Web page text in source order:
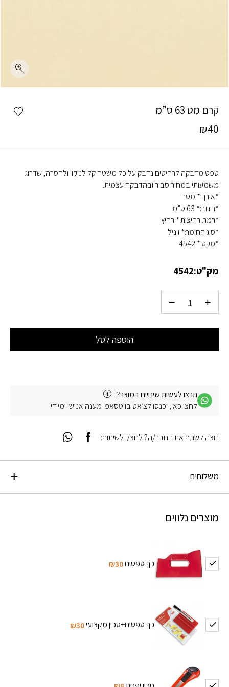
קרם מט 63 ס”מ
₪40
טפט מדבקה לרהיטים נדבק על כל משטח קל לניקוי ולהסרה, שדרוג
משמעותי במחיר סביר ובהדבקה עצמית.
*אורך:* מטר
*רוחב:* 63 ס”מ
*רמת רחיצות:* רחיץ
*סוג החומר:* ויניל
*מקט:* 4542
מק"ט:4542
הוספה לסל
תרצו לעשות שינויים במוצר?
לחצו כאן, וכנסו לצ׳אט בווטסאפ. מענה אנושי ומיידי!
משלוחים
מוצרים נלווים
כף טפטים₪30
כף טפטים+סכין מקצועי₪30
רוצה לשתף את החבר/ה? לחצ/י לשיתוף: